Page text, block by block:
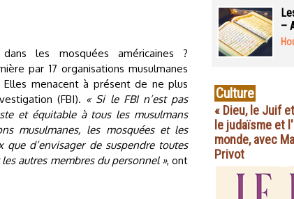
les mosquées américaines ?
par 17 organisations musulmanes
menacent à présent de ne plus
(FBI). « Si le FBI n’est pas
et équitable à tous les musulmans
musulmanes, les mosquées et les
que d’envisager de suspendre toutes
autres membres du personnel », ont
–
Culture
« Dieu, le Juif
le judaïsme et
monde, avec
Privot